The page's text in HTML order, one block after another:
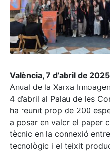
València, 7 d’abril de 2025
Anual de la Xarxa
4 d’abril al Palau de les
ha reunit prop de 200
a posar en valor el paper
tècnic en la connexió
tecnològic i el teixit